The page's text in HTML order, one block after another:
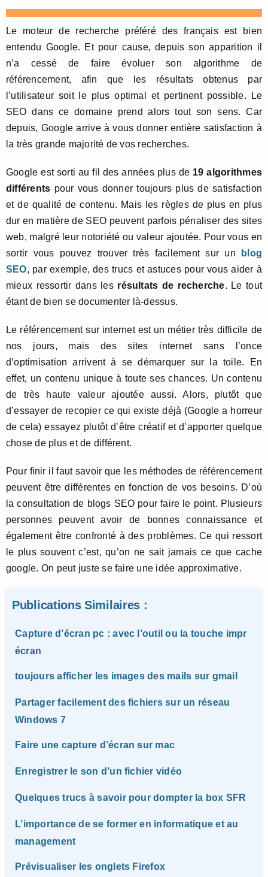
Le moteur de recherche préféré des français est bien
entendu Google. Et pour cause, depuis son apparition il
n’a cessé de faire évoluer son algorithme de
référencement, afin que les résultats obtenus par
l’utilisateur soit le plus optimal et pertinent possible. Le
SEO dans ce domaine prend alors tout son sens. Car
depuis, Google arrive à vous donner entière satisfaction à
la très grande majorité de vos recherches.
Google est sorti au fil des années plus de 19 algorithmes
différents pour vous donner toujours plus de satisfaction
et de qualité de contenu. Mais les règles de plus en plus
dur en matière de SEO peuvent parfois pénaliser des sites
web, malgré leur notoriété ou valeur ajoutée. Pour vous en
sortir vous pouvez trouver très facilement sur un
blog
SEO, par exemple, des trucs et astuces pour vous aider à
mieux ressortir dans les résultats de recherche. Le tout
étant de bien se documenter là-dessus.
Le référencement sur internet est un métier très difficile de
nos jours, mais des sites internet sans l’once
d’optimisation arrivent à se démarquer sur la toile. En
effet, un contenu unique à toute ses chances. Un contenu
de très haute valeur ajoutée aussi. Alors, plutôt que
d’essayer de recopier ce qui existe déjà (Google a horreur
de cela) essayez plutôt d’être créatif et d’apporter quelque
chose de plus et de différent.
Pour finir il faut savoir que les méthodes de référencement
peuvent être différentes en fonction de vos besoins. D’où
la consultation de blogs SEO pour faire le point. Plusieurs
personnes peuvent avoir de bonnes connaissance et
également être confronté à des problèmes. Ce qui ressort
le plus souvent c’est, qu’on ne sait jamais ce que cache
google. On peut juste se faire une idée approximative.
Publications Similaires :
Capture d’écran pc : avec l’outil ou la touche impr
écran
toujours afficher les images des mails sur gmail
Partager facilement des fichiers sur un réseau
Windows 7
Faire une capture d’écran sur mac
Enregistrer le son d’un fichier vidéo
Quelques trucs à savoir pour dompter la box SFR
L’importance de se former en informatique et au
management
Prévisualiser les onglets Firefox